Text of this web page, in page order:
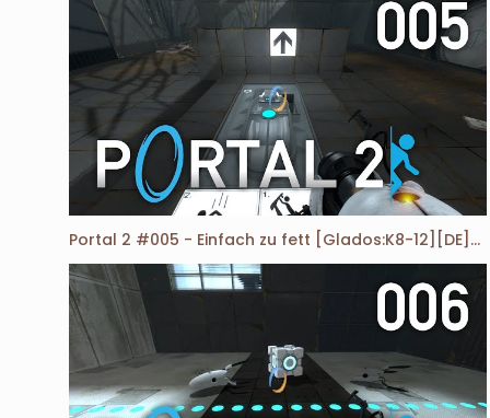
Portal 2 #005 - Einfach zu fett [Glados:K8-12][DE][HD]